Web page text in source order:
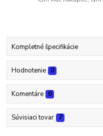
Kompletné špecifikácie
Hodnotenie 0
Komentáre 0
Súvisiaci tovar 7